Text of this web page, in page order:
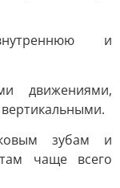
и
движениями,
зубам и
чаще всего